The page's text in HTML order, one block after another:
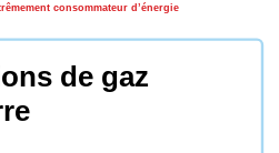
consommateur d’énergie
de gaz